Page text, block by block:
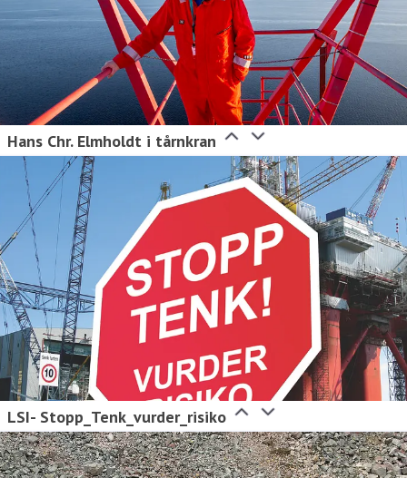
Hans Chr. Elmholdt i tårnkran
LSI- Stopp_Tenk_vurder_risiko